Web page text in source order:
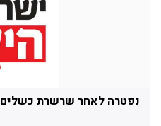
נפטרה לאחר שרשרת כשלים